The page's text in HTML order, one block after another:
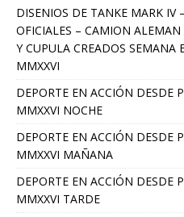
DISENIOS DE TANKE MARK IV
OFICIALES – CAMION
Y CUPULA CREADOS SEMANA
MMXXVI
DEPORTE EN ACCIÓN DESDE
MMXXVI NOCHE
DEPORTE EN ACCIÓN DESDE
MMXXVI MAÑANA
DEPORTE EN ACCIÓN DESDE
MMXXVI TARDE